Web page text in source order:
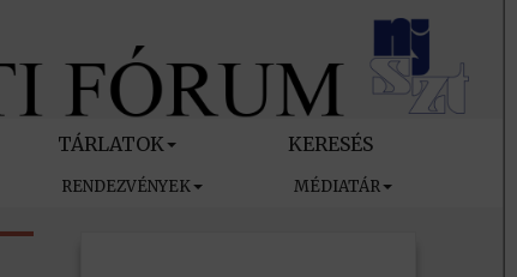
TÁRLATOK KERESÉS
RENDEZVÉNYEK MÉDIATÁR